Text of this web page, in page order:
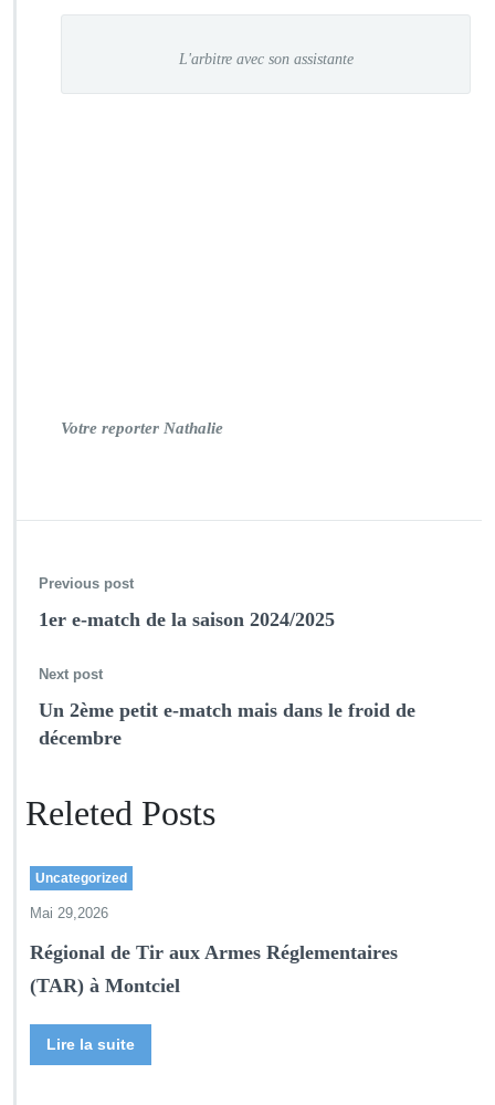
L'arbitre avec son assistante
Votre reporter Nathalie
Previous post
1er e-match de la saison 2024/2025
Next post
Un 2ème petit e-match mais dans le froid de
décembre
Releted Posts
Uncategorized
Mai 29,2026
Régional de Tir aux Armes Réglementaires
(TAR) à Montciel
Lire la suite